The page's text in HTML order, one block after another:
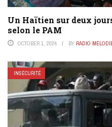
Un Haïtien sur deux
selon le PAM
OCTOBER 1, 2024 BY RADIO
INSÉCURITÉ